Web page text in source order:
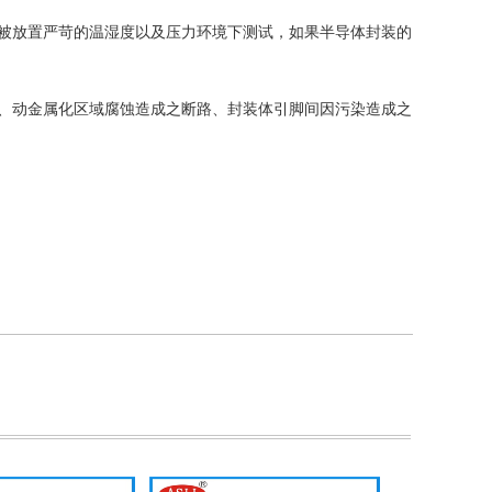
置严苛的温湿度以及压力环境下测试，如果半导体封装的
金属化区域腐蚀造成之断路、封装体引脚间因污染造成之